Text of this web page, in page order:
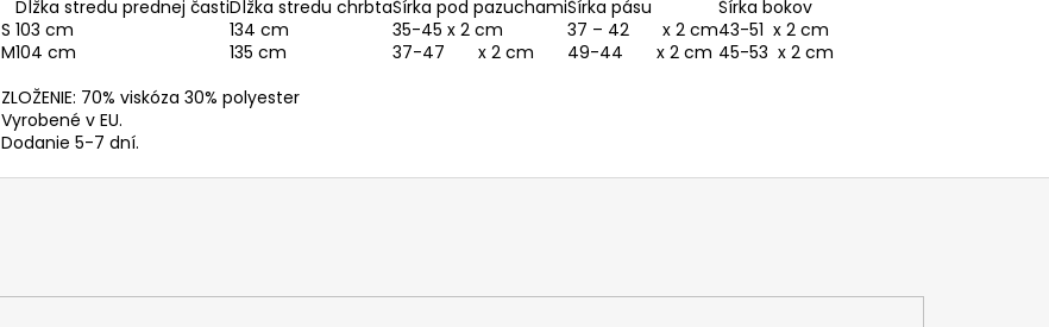
Dĺžka stredu prednej častiDĺžka stredu chrbtaŠírka pod pazuchamiŠírka pásu
Šírka bokov
S 103 cm 134 cm 35-45 x 2 cm 37 – 42 x 2 cm43-51 x 2 cm
M104 cm 135 cm 37-47 x 2 cm 49-44 x 2 cm 45-53 x 2 cm
ZLOŽENIE: 70% viskóza 30% polyester
Vyrobené v EU.
Dodanie 5-7 dní.